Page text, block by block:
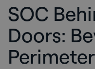
SOC
Doors:
Perimeter